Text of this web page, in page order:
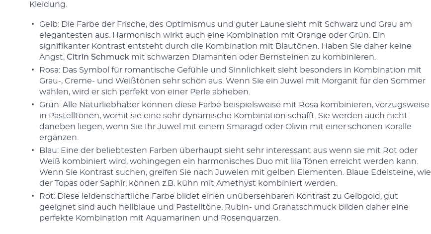
Kleidung.
Gelb: Die Farbe der Frische, des Optimismus und guter Laune sieht mit Schwarz und Grau am
elegantesten aus. Harmonisch wirkt auch eine Kombination mit Orange oder Grün. Ein
signifikanter Kontrast entsteht durch die Kombination mit Blautönen. Haben Sie daher keine
Angst, Citrin Schmuck mit schwarzen Diamanten oder Bernsteinen zu kombinieren.
Rosa: Das Symbol für romantische Gefühle und Sinnlichkeit sieht besonders in Kombination mit
Grau-, Creme- und Weißtönen sehr schön aus. Wenn Sie ein Juwel mit Morganit für den Sommer
wählen, wird er sich perfekt von einer Perle abheben.
Grün: Alle Naturliebhaber können diese Farbe beispielsweise mit Rosa kombinieren, vorzugsweise
in Pastelltönen, womit sie eine sehr dynamische Kombination schafft. Sie werden auch nicht
daneben liegen, wenn Sie Ihr Juwel mit einem Smaragd oder Olivin mit einer schönen Koralle
ergänzen.
Blau: Eine der beliebtesten Farben überhaupt sieht sehr interessant aus wenn sie mit Rot oder
Weiß kombiniert wird, wohingegen ein harmonisches Duo mit lila Tönen erreicht werden kann.
Wenn Sie Kontrast suchen, greifen Sie nach Juwelen mit gelben Elementen. Blaue Edelsteine, wie
der Topas oder Saphir, können z.B. kühn mit Amethyst kombiniert werden.
Rot: Diese leidenschaftliche Farbe bildet einen unübersehbaren Kontrast zu Gelbgold, gut
geeignet sind auch hellblaue und Pastelltöne. Rubin- und Granatschmuck bilden daher eine
perfekte Kombination mit Aquamarinen und Rosenquarzen.